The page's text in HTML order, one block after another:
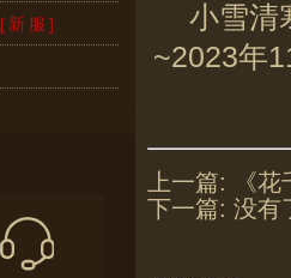
[新服]
小雪清
~2023年
上一篇:
《
下一篇: 没有